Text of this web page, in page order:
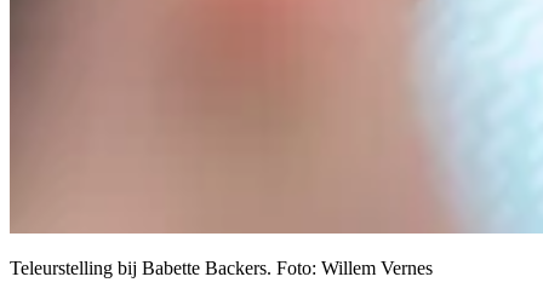
Teleurstelling bij Babette Backers. Foto: Willem Vernes